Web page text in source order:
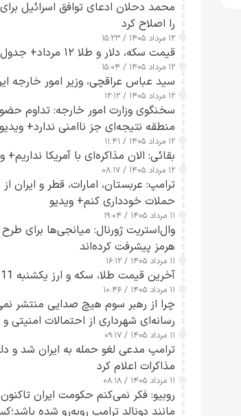
محمد دحلان ادعای توافق اسرائیل
را اصلاح کرد
۱۲ مرداد ۱۴۰۵ / ۱۵:۲۳
قیمت سکه، دلار و طلا ۱۲ مرداد+ جدول
۱۲ مرداد ۱۴۰۵ / ۱۵:۰۴
سید عباس عراقچی، وزیر امور خارجه
۱۲ مرداد ۱۴۰۵ / ۱۲:۱۲
سخنگوی وزارت امور خارجه: تداوم
منطقه نتیجه‌ای جز ناامنی ندارد+ ویدیو
۱۲ مرداد ۱۴۰۵ / ۱۱:۴۱
بقائی: الان مذاکره‌ای با آمریکا نداریم+
۱۲ مرداد ۱۴۰۵ / ۰۸:۱۷
ترامپ: عربستان، امارات، قطر و ایران
حملات خودداری کنم+ ویدیو
۱۱ مرداد ۱۴۰۵ / ۱۹:۰۴
وال‌استریت ژورنال: میانجی‌ها برای
هرمز پیشرفت کرده‌اند
۱۱ مرداد ۱۴۰۵ / ۱۶:۱۲
آخرین قیمت طلا، سکه و ارز یکشنبه 11 مرداد+ جدول
۱۱ مرداد ۱۴۰۵ / ۱۰:۴۶
چرا از رهبر سوم هیچ صدایی منتشر
رسانه‌ای شهرداری از احتمالات
گفت
۱۱ مرداد ۱۴۰۵ / ۰۹:۱۷
ترامپ مدعی لغو حمله به
مذاکرات اعلام کرد
۱۱ مرداد ۱۴۰۵ / ۰۸:۱۸
روبیو: فکر نمی‌کنم حکومت ایران
مانند دونالد ترامپ روبه‌رو شده